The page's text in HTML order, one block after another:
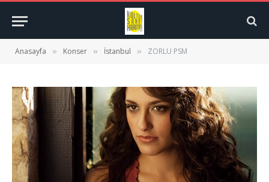
Anasayfa » Konser » İstanbul » ZORLU PSM